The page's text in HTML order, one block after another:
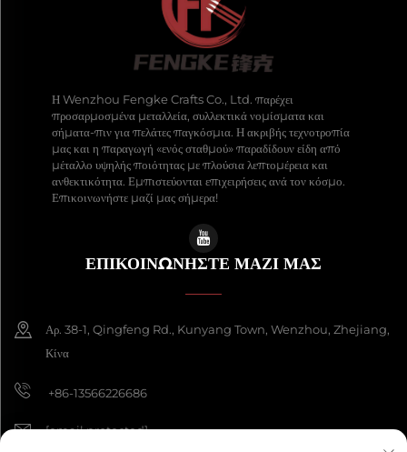
Η Wenzhou Fengke Crafts Co., Ltd. παρέχει
προσαρμοσμένα μεταλλεία, συλλεκτικά νομίσματα και
σήματα-πιν για πελάτες παγκόσμια. Η ακριβής τεχνοτροπία
μας και η παραγωγή «ενός σταθμού» παραδίδουν είδη από
μέταλλο υψηλής ποιότητας με πλούσια λεπτομέρεια και
ανθεκτικότητα. Εμπιστεύονται επιχειρήσεις ανά τον κόσμο.
Επικοινωνήστε μαζί μας σήμερα!
ΕΠΙΚΟΙΝΩΝΉΣΤΕ ΜΑΖΊ ΜΑΣ
Αρ. 38-1, Qingfeng Rd., Kunyang Town, Wenzhou, Zhejiang,
Κίνα
+86-13566226686
[email protected]